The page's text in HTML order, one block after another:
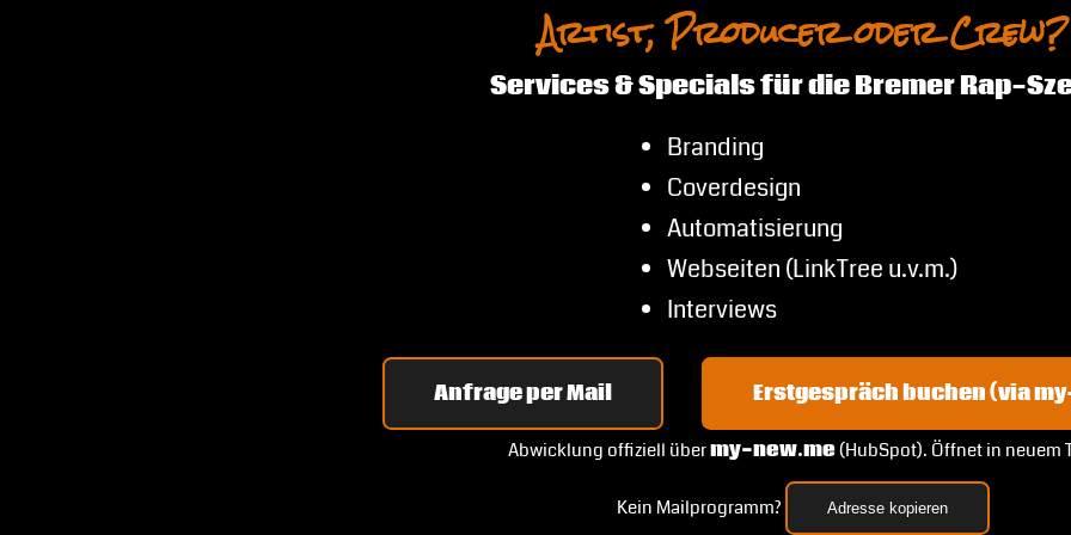
Artist, Producer oder Crew?
Services & Specials für die Bremer Rap-
Branding
Coverdesign
Automatisierung
Webseiten (LinkTree u.v.m.)
Interviews
Anfrage per Mail Erstgespräch buchen (via
Abwicklung offiziell übermy-new.me(HubSpot). Öffnet in neuem
Kein Mailprogramm? Adresse kopieren